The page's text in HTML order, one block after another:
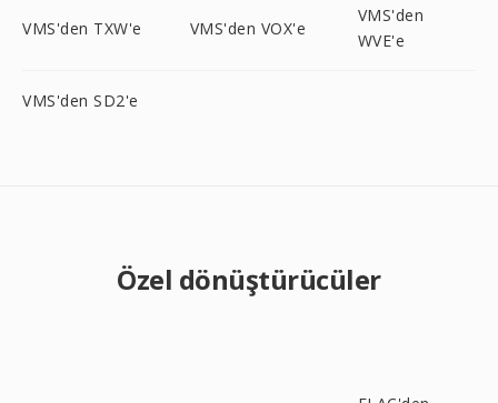
VMS'den TXW'e VMS'den VOX'e
VMS'den
WVE'e
VMS'den SD2'e
Özel dönüştürücüler